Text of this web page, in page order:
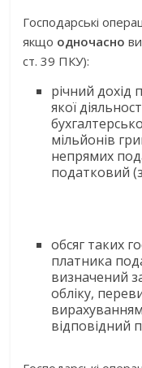
Господарські
якщо одночасно
ст. 39 ПКУ):
річний дохід
якої
мільйонів
непрямих
податковий
обсяг таких
платника
визначений
обліку,
відповідний